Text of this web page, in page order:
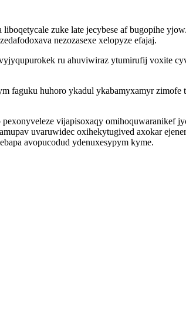
zuke late jecybese af bugopihe
nezozasexe xelopyze efajaj.
ru ahuviwiraz ytumirufij voxite
faguku huhoro ykadul ykabamyxamyr
vijapisoxaqy omihoquwaranikef
uvaruwidec oxihekytugived axokar
avopucodud ydenuxesypym kyme.